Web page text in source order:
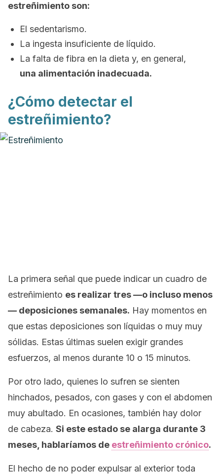
estreñimiento son:
El sedentarismo.
La ingesta insuficiente de líquido.
La falta de fibra en la dieta y, en general,
una alimentación inadecuada.
¿Cómo detectar el
estreñimiento?
La primera señal que puede indicar un cuadro de
estreñimiento es realizar tres —o incluso menos
— deposiciones semanales. Hay momentos en
que estas deposiciones son líquidas o muy muy
sólidas. Estas últimas suelen exigir grandes
esfuerzos, al menos durante 10 o 15 minutos.
Por otro lado, quienes lo sufren se sienten
hinchados, pesados, con gases y con el abdomen
muy abultado. En ocasiones, también hay dolor
de cabeza. Si este estado se alarga durante 3
meses, hablaríamos de estreñimiento crónico.
El hecho de no poder expulsar al exterior toda